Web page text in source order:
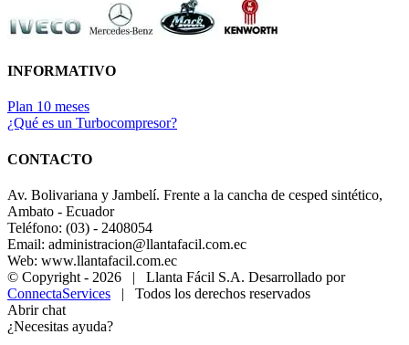
INFORMATIVO
Plan 10 meses
¿Qué es un Turbocompresor?
CONTACTO
Av. Bolivariana y Jambelí. Frente a la cancha de cesped sintético,
Ambato - Ecuador
Teléfono: (03) - 2408054
Email: administracion@llantafacil.com.ec
Web: www.llantafacil.com.ec
© Copyright - 2026 | Llanta Fácil S.A. Desarrollado por
ConnectaServices | Todos los derechos reservados
Abrir chat
¿Necesitas ayuda?